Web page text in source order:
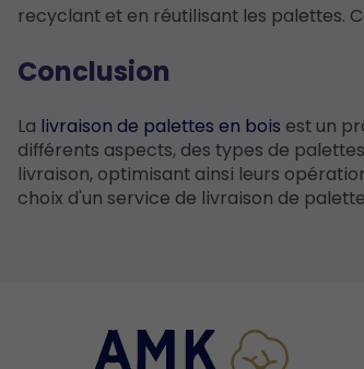
recyclant et en réutilisant les palettes.
Conclusion
La livraison de palettes en bois est un
différents aspects, des types de
livraison, optimisant ainsi leurs
choix d'un service de livraison de